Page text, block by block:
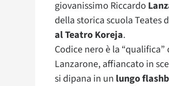
giovanissimo Riccardo
della storica scuola Teates
al Teatro Koreja.
Codice nero è la
Lanzarone, affiancato in
si dipana in un lungo